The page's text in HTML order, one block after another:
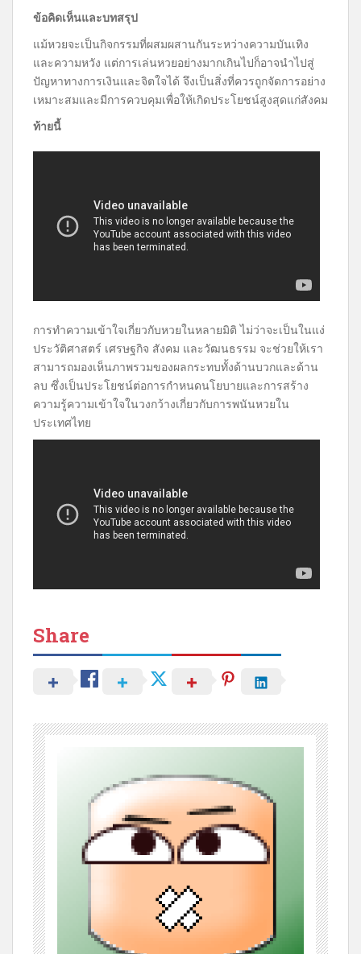
ข้อคิดเห็นและบทสรุป
แม้หวยจะเป็นกิจกรรมที่ผสมผสานกันระหว่างความบันเทิง
และความหวัง แต่การเล่นหวยอย่างมากเกินไปก็อาจนำไปสู่
ปัญหาทางการเงินและจิตใจได้ จึงเป็นสิ่งที่ควรถูกจัดการอย่าง
เหมาะสมและมีการควบคุมเพื่อให้เกิดประโยชน์สูงสุดแก่สังคม
ท้ายนี้
การทำความเข้าใจเกี่ยวกับหวยในหลายมิติ ไม่ว่าจะเป็นในแง่
ประวัติศาสตร์ เศรษฐกิจ สังคม และวัฒนธรรม จะช่วยให้เรา
สามารถมองเห็นภาพรวมของผลกระทบทั้งด้านบวกและด้าน
ลบ ซึ่งเป็นประโยชน์ต่อการกำหนดนโยบายและการสร้าง
ความรู้ความเข้าใจในวงกว้างเกี่ยวกับการพนันหวยใน
ประเทศไทย
Share